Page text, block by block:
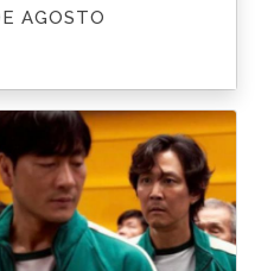
AGOSTO